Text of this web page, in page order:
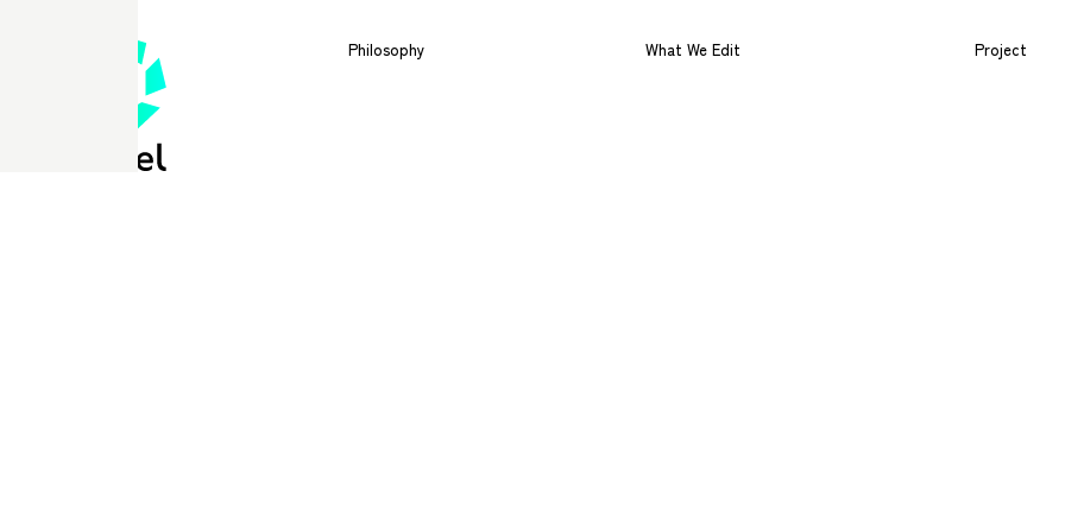
Philosophy What We Edit Project